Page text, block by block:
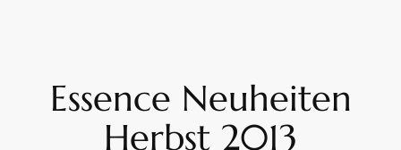
Essence Neuheiten
Herbst 2013